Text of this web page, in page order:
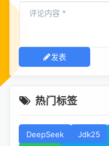
发表
热门标签
DeepSeek Jdk25